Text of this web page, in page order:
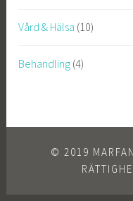
Vård & Hälsa (10)
Behandling (4)
© 2019